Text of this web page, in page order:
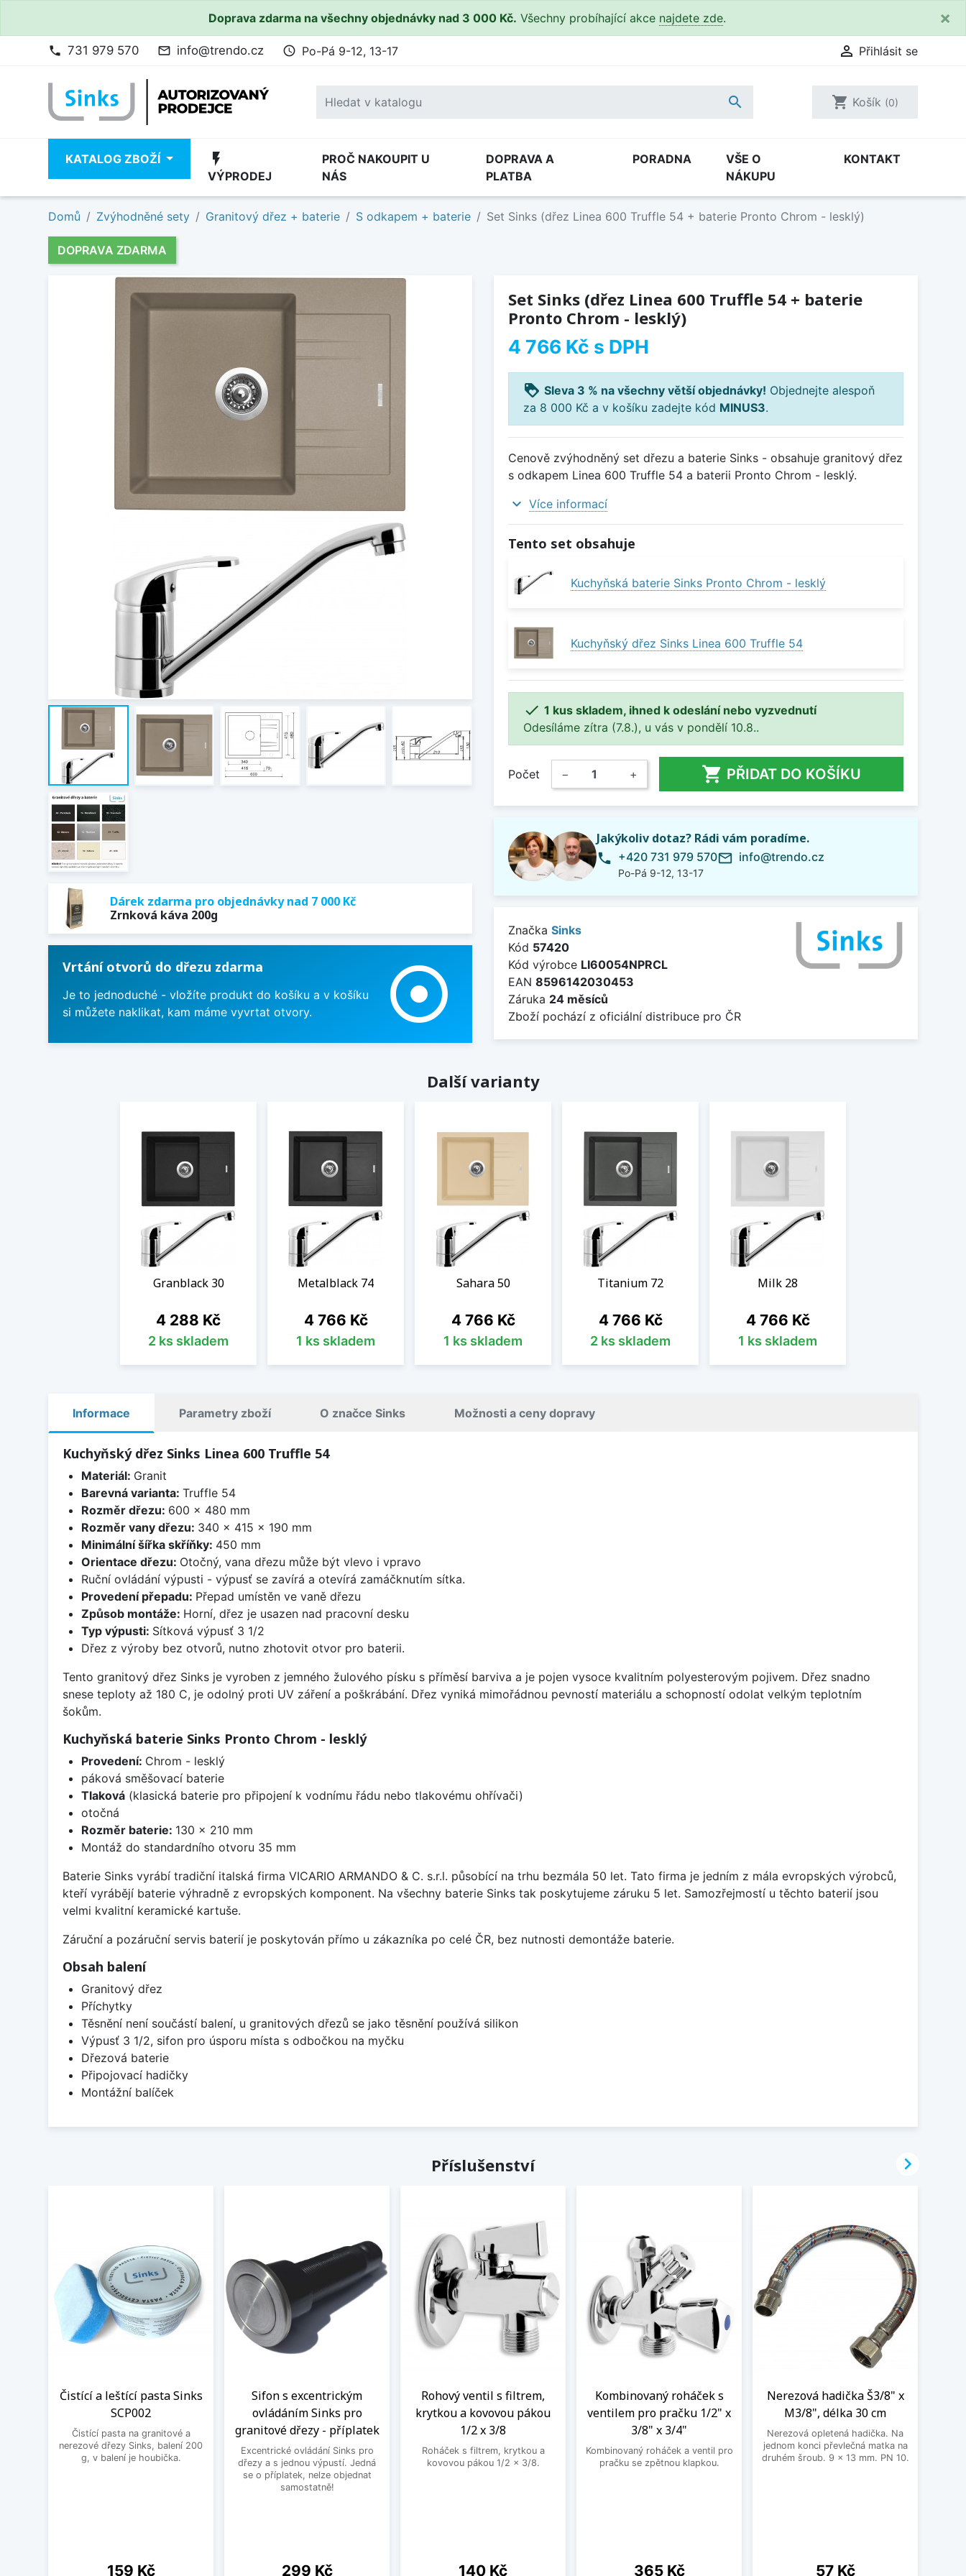
Doprava zdarma na všechny objednávky nad 3 000 Kč. Všechny probíhající akce najdete zde. ×
phone 731 979 570 mail_outline info@trendo.cz access_time Po-Pá 9-12, 13-17  Přihlásit se
 shopping_cart Košík (0)
KATALOG ZBOŽÍ flash_on
VÝPRODEJ
PROČ NAKOUPIT U
NÁS
DOPRAVA A
PLATBA
PORADNA
VŠE O
NÁKUPU
KONTAKT
Domů Zvýhodněné sety Granitový dřez + baterie S odkapem + baterie Set Sinks (dřez Linea 600 Truffle 54 + baterie Pronto Chrom - lesklý)
DOPRAVA ZDARMA
Dárek zdarma pro objednávky nad 7 000 Kč
Zrnková káva 200g
Vrtání otvorů do dřezu zdarma
Je to jednoduché - vložíte produkt do košíku a v košíku
si můžete naklikat, kam máme vyvrtat otvory.
adjust
Set Sinks (dřez Linea 600 Truffle 54 + baterie
Pronto Chrom - lesklý)
4 766 Kč s DPH
loyalty Sleva 3 % na všechny větší objednávky! Objednejte alespoň
za 8 000 Kč a v košíku zadejte kód MINUS3.
Cenově zvýhodněný set dřezu a baterie Sinks - obsahuje granitový dřez
s odkapem Linea 600 Truffle 54 a baterii Pronto Chrom - lesklý.
expand_more Více informací
Tento set obsahuje
Kuchyňská baterie Sinks Pronto Chrom - lesklý
Kuchyňský dřez Sinks Linea 600 Truffle 54
 1 kus skladem, ihned k odeslání nebo vyzvednutí
Odesíláme zítra (7.8.), u vás v pondělí 10.8..
Počet − +  PŘIDAT DO KOŠÍKU
Jakýkoliv dotaz? Rádi vám poradíme.
phone +420 731 979 570
Po-Pá 9-12, 13-17
mail_outline info@trendo.cz
Značka Sinks
Kód 57420
Kód výrobce LI60054NPRCL
EAN 8596142030453
Záruka 24 měsíců
Zboží pochází z oficiální distribuce pro ČR
Další varianty
Granblack 30
Cena
4 288 Kč
2 ks skladem
Metalblack 74
Cena
4 766 Kč
1 ks skladem
Sahara 50
Cena
4 766 Kč
1 ks skladem
Titanium 72
Cena
4 766 Kč
2 ks skladem
Milk 28
Cena
4 766 Kč
1 ks skladem
Informace Parametry zboží O značce Sinks Možnosti a ceny dopravy
Kuchyňský dřez Sinks Linea 600 Truffle 54
Materiál: Granit
Barevná varianta: Truffle 54
Rozměr dřezu: 600 x 480 mm
Rozměr vany dřezu: 340 x 415 x 190 mm
Minimální šířka skříňky: 450 mm
Orientace dřezu: Otočný, vana dřezu může být vlevo i vpravo
Ruční ovládání výpusti - výpusť se zavírá a otevírá zamáčknutím sítka.
Provedení přepadu: Přepad umístěn ve vaně dřezu
Způsob montáže: Horní, dřez je usazen nad pracovní desku
Typ výpusti: Sítková výpusť 3 1/2
Dřez z výroby bez otvorů, nutno zhotovit otvor pro baterii.
Tento granitový dřez Sinks je vyroben z jemného žulového písku s příměsí barviva a je pojen vysoce kvalitním polyesterovým pojivem. Dřez snadno
snese teploty až 180 C, je odolný proti UV záření a poškrábání. Dřez vyniká mimořádnou pevností materiálu a schopností odolat velkým teplotním
šokům.
Kuchyňská baterie Sinks Pronto Chrom - lesklý
Provedení: Chrom - lesklý
páková směšovací baterie
Tlaková(klasická baterie pro připojení k vodnímu řádu nebo tlakovému ohřívači)
otočná
Rozměr baterie: 130 x 210 mm
Montáž do standardního otvoru 35 mm
Baterie Sinks vyrábí tradiční italská firma VICARIO ARMANDO & C. s.r.l. působící na trhu bezmála 50 let. Tato firma je jedním z mála evropských výrobců,
kteří vyrábějí baterie výhradně z evropských komponent. Na všechny baterie Sinks tak poskytujeme záruku 5 let. Samozřejmostí u těchto baterií jsou
velmi kvalitní keramické kartuše.
Záruční a pozáruční servis baterií je poskytován přímo u zákazníka po celé ČR, bez nutnosti demontáže baterie.
Obsah balení
Granitový dřez
Příchytky
Těsnění není součástí balení, u granitových dřezů se jako těsnění používá silikon
Výpusť 3 1/2, sifon pro úsporu místa s odbočkou na myčku
Dřezová baterie
Připojovací hadičky
Montážní balíček
Příslušenství
Čistící a leštící pasta Sinks
SCP002
Čistící pasta na granitové a
nerezové dřezy Sinks, balení 200
g, v balení je houbička.
Cena
159 Kč
Sifon s excentrickým
ovládáním Sinks pro
granitové dřezy - příplatek
Excentrické ovládání Sinks pro
dřezy a s jednou výpustí. Jedná
se o příplatek, nelze objednat
samostatně!
Cena
299 Kč
Rohový ventil s filtrem,
krytkou a kovovou pákou
1/2 x 3/8
Roháček s filtrem, krytkou a
kovovou pákou 1/2 x 3/8.
Cena
140 Kč
Kombinovaný roháček s
ventilem pro pračku 1/2" x
3/8" x 3/4"
Kombinovaný roháček a ventil pro
pračku se zpětnou klapkou.
Cena
365 Kč
Nerezová hadička Š3/8" x
M3/8", délka 30 cm
Nerezová opletená hadička. Na
jednom konci převlečná matka na
druhém šroub. 9 x 13 mm. PN 10.
Cena
57 Kč
